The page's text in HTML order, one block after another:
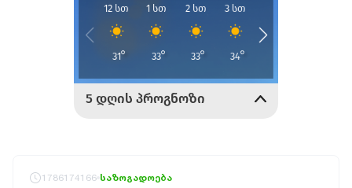
1786174166 საზოგადოება